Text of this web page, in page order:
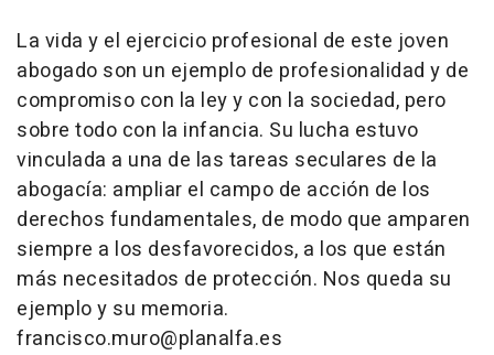
La vida y el ejercicio profesional de este joven
abogado son un ejemplo de profesionalidad y de
compromiso con la ley y con la sociedad, pero
sobre todo con la infancia. Su lucha estuvo
vinculada a una de las tareas seculares de la
abogacía: ampliar el campo de acción de los
derechos fundamentales, de modo que amparen
siempre a los desfavorecidos, a los que están
más necesitados de protección. Nos queda su
ejemplo y su memoria.
francisco.muro@planalfa.es